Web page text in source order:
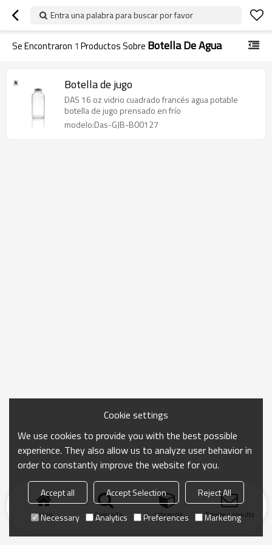
Entra una palabra para buscar por favor
Se Encontraron 1 Productos Sobre Botella De Agua
Botella de jugo
DAS 16 oz vidrio cuadrado francés agua potable
botella de jugo prensado en frío
modelo:Das-GJB-B00127
Inicio búsqueda categoría Enviar consulta
Cookie settings
We use cookies to provide you with the best possible
experience. They also allow us to analyze user behavior in
order to constantly improve the website for you.
Accept all Accept Selection
Reject All
Necessary
Analytics Preferences Marketing